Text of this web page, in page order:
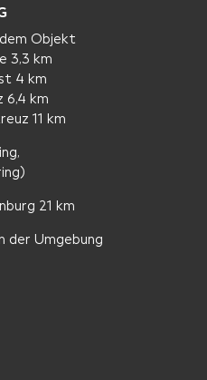
Objekt
3,3 km
4 km
6,4 km
11 km
21 km
der Umgebung